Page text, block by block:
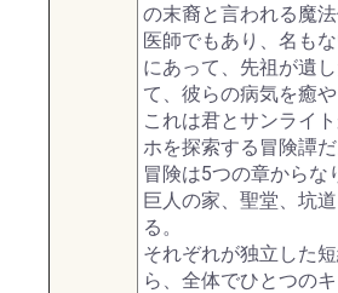
の末裔と言われる魔法
医師でもあり、名も
にあって、先祖が遺
て、彼らの病気を癒や
これは君とサンライ
ホを探索する冒険譚だ
冒険は5つの章からな
巨人の家、聖堂、坑
る。
それぞれが独立した
ら、全体でひとつの